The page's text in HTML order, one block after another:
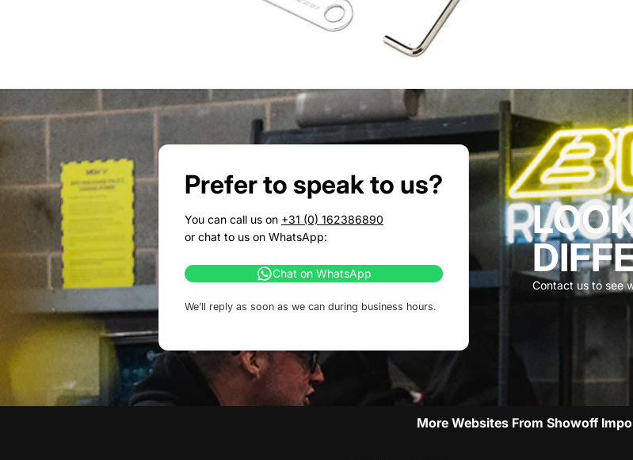
Prefer to speak to us?
You can call us on +31 (0) 162386890
or chat to us on WhatsApp:
Chat on WhatsApp
We’ll reply as soon as we can during business hours.
Contact us to see
More Websites From Showoff